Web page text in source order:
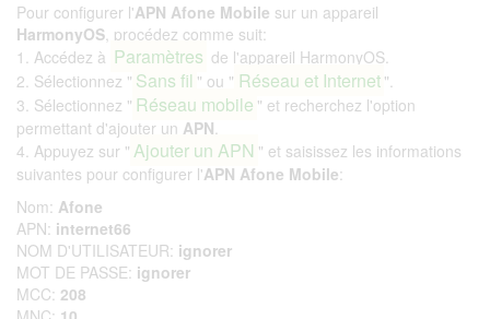
Pour configurer l'APN Afone Mobile sur un appareil
HarmonyOS, procédez comme suit:
1. Accédez à Paramètres de l'appareil HarmonyOS.
2. Sélectionnez " Sans fil " ou " Réseau et Internet ".
3. Sélectionnez " Réseau mobile " et recherchez l'option
permettant d'ajouter un APN.
4. Appuyez sur " Ajouter un APN " et saisissez les informations
suivantes pour configurer l'APN Afone Mobile:
Nom: Afone
APN: internet66
NOM D'UTILISATEUR: ignorer
MOT DE PASSE: ignorer
MCC: 208